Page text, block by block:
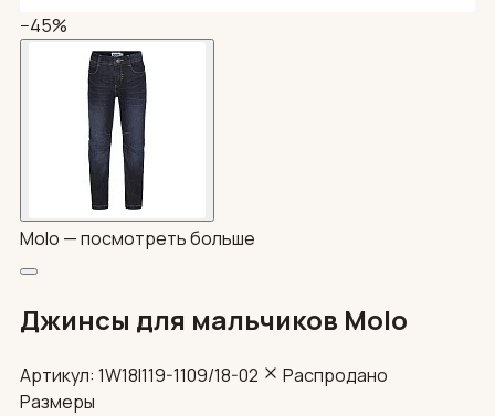
−45%
Molo —посмотреть больше
Джинсы для мальчиков Molo
Артикул: 1W18I119-1109/18-02
Распродано
Размеры